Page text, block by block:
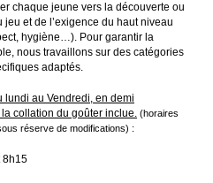
chaque jeune vers la découverte ou
et de l’exigence du haut niveau
hygiène…). Pour garantir la
nous travaillons sur des catégories
adaptés.
lundi au Vendredi, en demi
collation du goûter inclue. (horaires
réserve de modifications) :
8h15